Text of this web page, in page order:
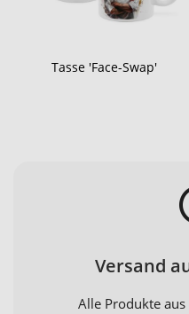
Tasse 'Face-Swap'
Versand
Alle Produkte